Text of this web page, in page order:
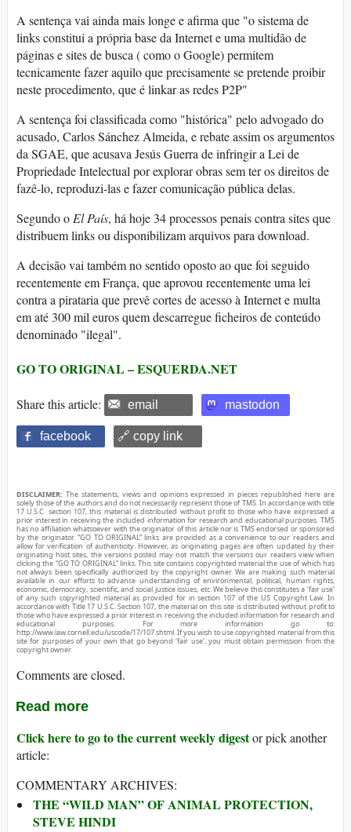
A sentença vai ainda mais longe e afirma que "o sistema de
links constitui a própria base da Internet e uma multidão de
páginas e sites de busca ( como o Google) permitem
tecnicamente fazer aquilo que precisamente se pretende proibir
neste procedimento, que é linkar as redes P2P"
A sentença foi classificada como "histórica" pelo advogado do
acusado, Carlos Sánchez Almeida, e rebate assim os argumentos
da SGAE, que acusava Jesús Guerra de infringir a Lei de
Propriedade Intelectual por explorar obras sem ter os direitos de
fazê-lo, reproduzi-las e fazer comunicação pública delas.
Segundo oEl País, há hoje 34 processos penais contra sites que
distribuem links ou disponibilizam arquivos para download.
A decisão vai também no sentido oposto ao que foi seguido
recentemente em França, que aprovou recentemente uma lei
contra a pirataria que prevê cortes de acesso à Internet e multa
em até 300 mil euros quem descarregue ficheiros de conteúdo
denominado "ilegal".
GO TO ORIGINAL – ESQUERDA.NET
Share this article: email mastodon
facebook 🔗 copy link
DISCLAIMER: The statements, views and opinions expressed in pieces republished here are
solely those of the authors and do not necessarily represent those of TMS. In accordance with title
17 U.S.C. section 107, this material is distributed without profit to those who have expressed a
prior interest in receiving the included information for research and educational purposes. TMS
has no affiliation whatsoever with the originator of this article nor is TMS endorsed or sponsored
by the originator. “GO TO ORIGINAL” links are provided as a convenience to our readers and
allow for verification of authenticity. However, as originating pages are often updated by their
originating host sites, the versions posted may not match the versions our readers view when
clicking the “GO TO ORIGINAL” links. This site contains copyrighted material the use of which has
not always been specifically authorized by the copyright owner. We are making such material
available in our efforts to advance understanding of environmental, political, human rights,
economic, democracy, scientific, and social justice issues, etc. We believe this constitutes a ‘fair use’
of any such copyrighted material as provided for in section 107 of the US Copyright Law. In
accordance with Title 17 U.S.C. Section 107, the material on this site is distributed without profit to
those who have expressed a prior interest in receiving the included information for research and
educational purposes. For more information go to:
http://www.law.cornell.edu/uscode/17/107.shtml. If you wish to use copyrighted material from this
site for purposes of your own that go beyond ‘fair use’, you must obtain permission from the
copyright owner.
Comments are closed.
Read more
Click here to go to the current weekly digestor pick another
article:
COMMENTARY ARCHIVES:
THE “WILD MAN” OF ANIMAL PROTECTION,
STEVE HINDI